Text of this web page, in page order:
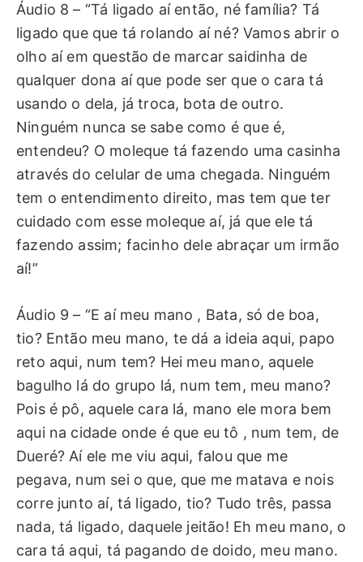
Áudio 8 – “Tá ligado aí então, né família? Tá
ligado que que tá rolando aí né? Vamos abrir o
olho aí em questão de marcar saidinha de
qualquer dona aí que pode ser que o cara tá
usando o dela, já troca, bota de outro.
Ninguém nunca se sabe como é que é,
entendeu? O moleque tá fazendo uma casinha
através do celular de uma chegada. Ninguém
tem o entendimento direito, mas tem que ter
cuidado com esse moleque aí, já que ele tá
fazendo assim; facinho dele abraçar um irmão
aí!”
Áudio 9 – “E aí meu mano , Bata, só de boa,
tio? Então meu mano, te dá a ideia aqui, papo
reto aqui, num tem? Hei meu mano, aquele
bagulho lá do grupo lá, num tem, meu mano?
Pois é pô, aquele cara lá, mano ele mora bem
aqui na cidade onde é que eu tô , num tem, de
Dueré? Aí ele me viu aqui, falou que me
pegava, num sei o que, que me matava e nois
corre junto aí, tá ligado, tio? Tudo três, passa
nada, tá ligado, daquele jeitão! Eh meu mano, o
cara tá aqui, tá pagando de doido, meu mano.